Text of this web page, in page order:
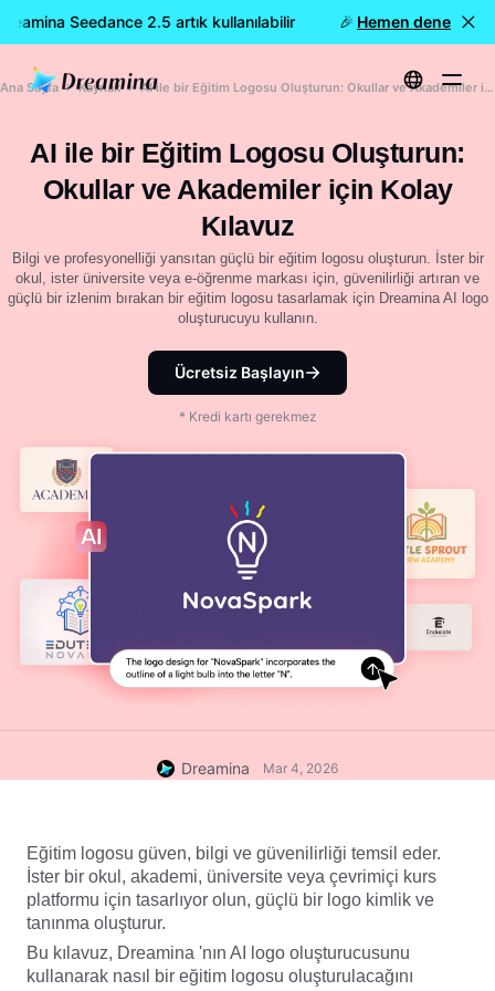
Seedance 2.5 artık kullanılabilir 🎉 Yeni model
Hemen dene
Ana Sayfa Kaynak AI ile bir Eğitim Logosu Oluşturun: Okullar ve Akademiler için Kolay Kılavuz
AI ile bir Eğitim Logosu Oluşturun:
Okullar ve Akademiler için Kolay
Kılavuz
Bilgi ve profesyonelliği yansıtan güçlü bir eğitim logosu oluşturun. İster bir
okul, ister üniversite veya e-öğrenme markası için, güvenilirliği artıran ve
güçlü bir izlenim bırakan bir eğitim logosu tasarlamak için Dreamina AI logo
oluşturucuyu kullanın.
Ücretsiz Başlayın
* Kredi kartı gerekmez
Dreamina Mar 4, 2026
Eğitim logosu güven, bilgi ve güvenilirliği temsil eder.
İster bir okul, akademi, üniversite veya çevrimiçi kurs
platformu için tasarlıyor olun, güçlü bir logo kimlik ve
tanınma oluşturur.
Bu kılavuz, Dreamina 'nın
kullanarak nasıl bir eğitim logosu oluşturulacağını